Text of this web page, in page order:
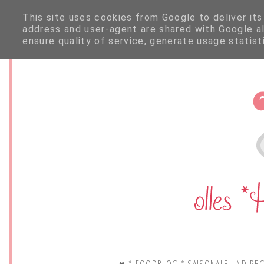
This site uses cookies from Google to deliver
address and user-agent are shared with
ensure quality of service, generate usage